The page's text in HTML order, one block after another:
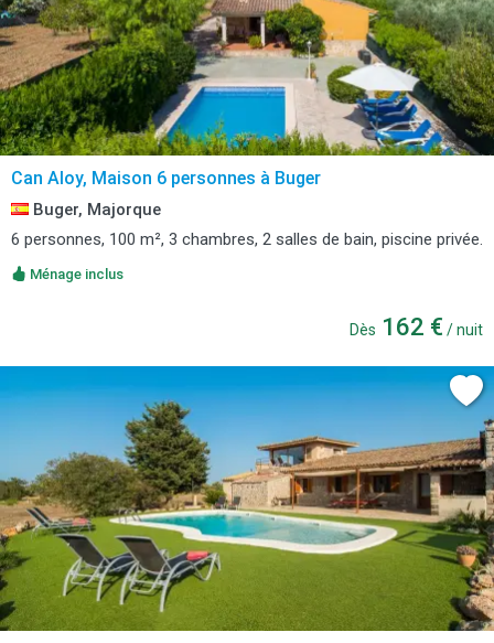
Can Aloy, Maison 6 personnes à Buger
Buger, Majorque
6 personnes, 100 m², 3 chambres, 2 salles de bain, piscine privée.
Ménage inclus
Dès 162 € / nuit